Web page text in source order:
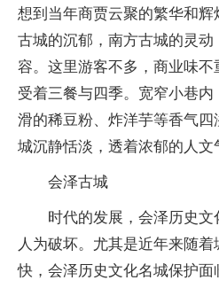
想到当年商贾云聚的繁华和
古城的沉郁，南方古城的灵
容。这里游客不多，商业味
受着三餐与四季。宽窄小巷
滑的稀豆粉、炸洋芋等香气
城沉静恬淡，透着浓郁的人文
会泽古城
时代的发展，会泽历史
人为破坏。尤其是近年来随
快，会泽历史文化名城保护面